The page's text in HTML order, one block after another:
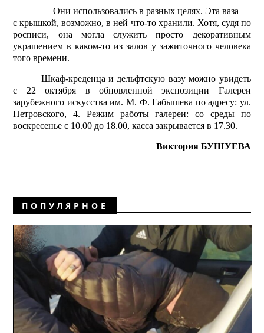
— Они использовались в разных целях. Эта ваза —
с крышкой, возможно, в ней что-то хранили. Хотя, судя по
росписи, она могла служить просто декоративным
украшением в каком-то из залов у зажиточного человека
того времени.
Шкаф-креденца и дельфт­скую вазу можно увидеть
с 22 октября в обновленной экспозиции Галереи
зарубежного искусства им. М. Ф. Габышева по адресу: ул.
Петровского, 4. Режим работы галереи: со среды по
воскресенье с 10.00 до 18.00, касса закрывается в 17.30.
Виктория БУШУЕВА
ПОПУЛЯРНОЕ